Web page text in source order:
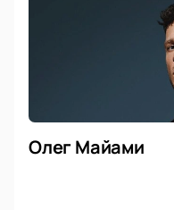
Олег Майами